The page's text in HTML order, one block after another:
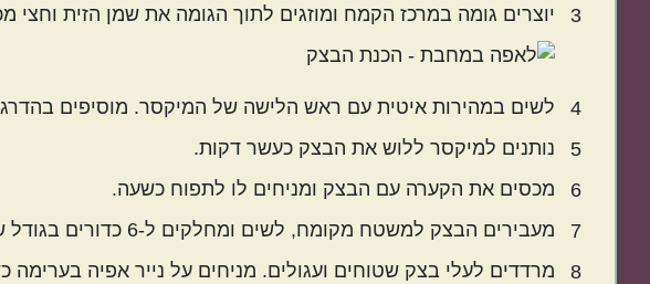
3
יוצרים גומה במרכז הקמח ומוזגים לתוך הגומה את שמן הזית
4
לשים במהירות איטית עם ראש הלישה של המיקסר. מוסיפים
5
נותנים למיקסר ללוש את הבצק כעשר דקות.
6
מכסים את הקערה עם הבצק ומניחים לו לתפוח כשעה.
7
מעבירים הבצק למשטח מקומח, לשים ומחלקים ל-6 כדורים בגודל שווה.
8
מרדדים לעלי בצק שטוחים ועגולים. מניחים על נייר אפיה